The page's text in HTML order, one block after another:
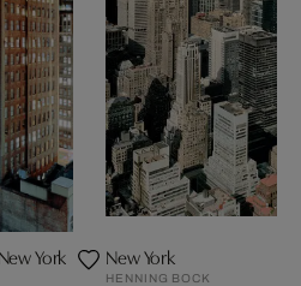
York New York
HENNING BOCK